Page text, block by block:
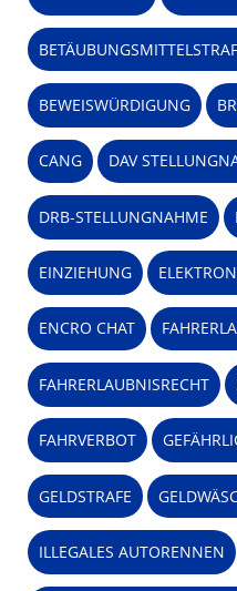
BEWEISWÜRDIGUNG
CANG DAV
DRB-STELLUNGNAHME
EINZIEHUNG
ENCRO CHAT
FAHRERLAUBNISRECHT
FAHRVERBOT
GELDSTRAFE
ILLEGALES AUTORENNEN